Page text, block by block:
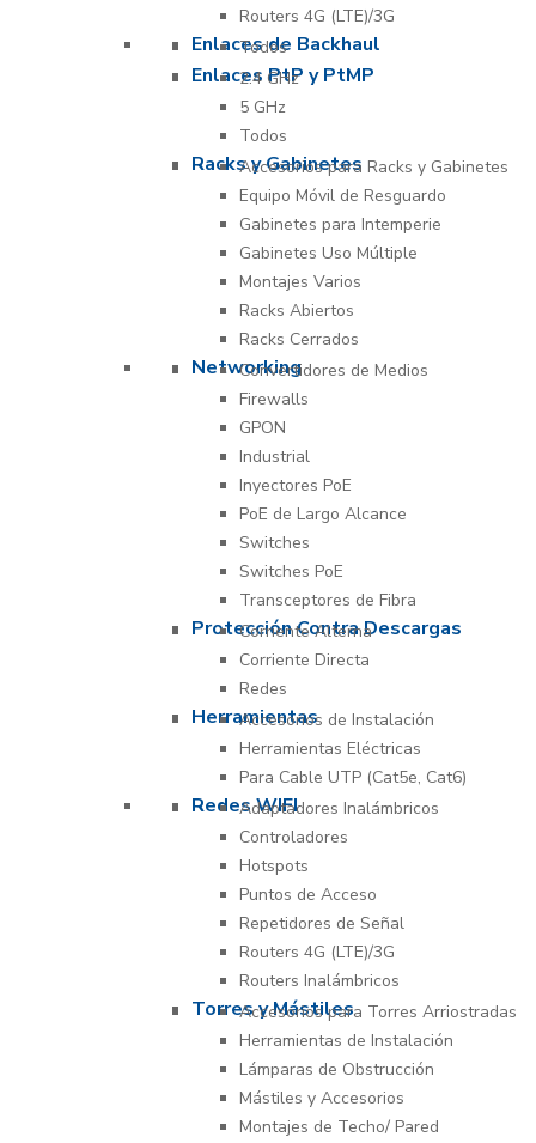
Routers 4G (LTE)/3G
Enlaces de Backhaul
Todos
Enlaces PtP y PtMP
2.4 GHz
5 GHz
Todos
Racks y Gabinetes
Accesorios para Racks y Gabinetes
Equipo Móvil de Resguardo
Gabinetes para Intemperie
Gabinetes Uso Múltiple
Montajes Varios
Racks Abiertos
Racks Cerrados
Networking
Convertidores de Medios
Firewalls
GPON
Industrial
Inyectores PoE
PoE de Largo Alcance
Switches
Switches PoE
Transceptores de Fibra
Protección Contra Descargas
Corriente Alterna
Corriente Directa
Redes
Herramientas
Accesorios de Instalación
Herramientas Eléctricas
Para Cable UTP (Cat5e, Cat6)
Redes WIFI
Adaptadores Inalámbricos
Controladores
Hotspots
Puntos de Acceso
Repetidores de Señal
Routers 4G (LTE)/3G
Routers Inalámbricos
Torres y Mástiles
Accesorios para Torres Arriostradas
Herramientas de Instalación
Lámparas de Obstrucción
Mástiles y Accesorios
Montajes de Techo/ Pared